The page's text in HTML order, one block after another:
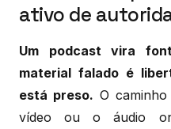
ativo de
Um podcast vira
material falado é
está preso. O
vídeo ou o áudio